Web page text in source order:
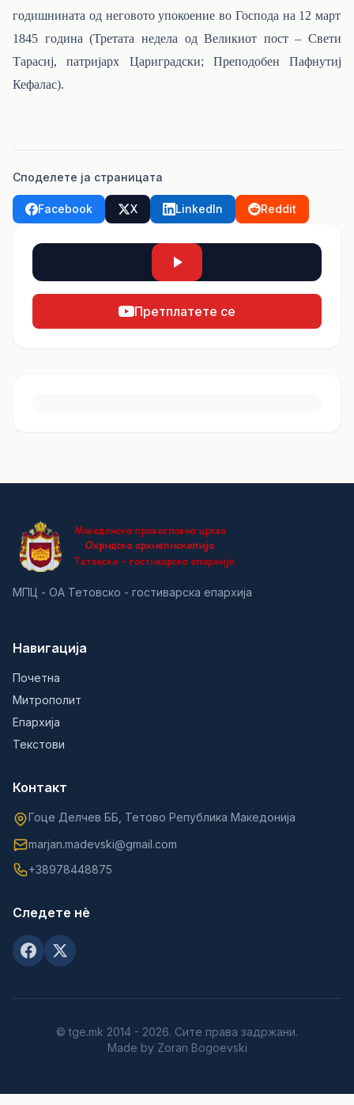
годишнината од неговото упокоение во Господа на 12 март
1845 година (Третата недела од Великиот пост – Свети
Тарасиј, патријарх Цариградски; Преподобен Пафнутиј
Кефалас).
Споделете ја страницата
Facebook X LinkedIn Reddit
Претплатете се
МПЦ - ОА Тетовско - гостиварска епархија
Навигација
Почетна
Митрополит
Епархија
Текстови
Контакт
Гоце Делчев ББ, Тетово Република Македонија
marjan.madevski@gmail.com
+38978448875
Следете нè
© tge.mk 2014 - 2026. Сите права задржани.
Made by Zoran Bogoevski